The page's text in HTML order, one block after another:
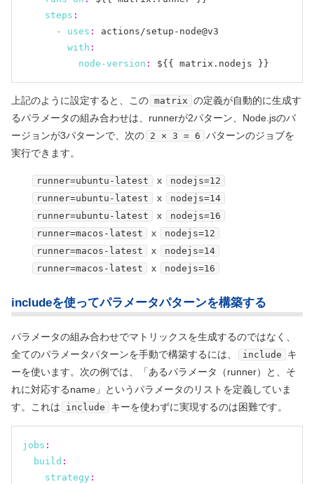
steps :
- uses :
actions/setup-node@v3
with :
node-version :
上記のように設定すると、この matrix の定義が自動的に生成す
るパラメータの組み合わせは、runnerが2パターン、Node.jsのバ
ージョンが3パターンで、次の 2 × 3 = 6 パターンのジョブを
実行できます。
runner=ubuntu-latest x
nodejs=12
runner=ubuntu-latest
x
nodejs=14
runner=ubuntu-latest
x
nodejs=16
runner=macos-latest
x
nodejs=12
runner=macos-latest
x
nodejs=14
runner=macos-latest
x nodejs=16
includeを使ってパラメータパターンを構築する
パラメータの組み合わせでマトリックスを生成するのではなく、
全てのパラメータパターンを手動で構築するには、
include
キ
ーを使います。次の例では、「あるパラメータ
（runner）
と、そ
れに対応するname」というパラメータのリストを定義していま
す。これは
include キーを使わずに実現するのは困難です。
jobs :
build :
strategy :